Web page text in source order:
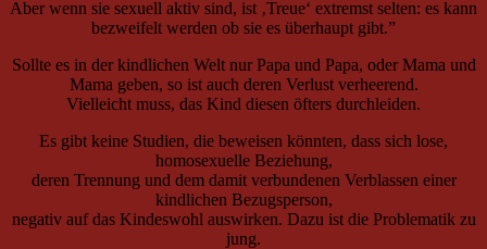
Aber wenn sie sexuell aktiv sind, ist ‚Treue‘ extremst selten: es kann
bezweifelt werden ob sie es überhaupt gibt.”
Sollte es in der kindlichen Welt nur Papa und Papa, oder Mama und
Mama geben, so ist auch deren Verlust verheerend.
Vielleicht muss, das Kind diesen öfters durchleiden.
Es gibt keine Studien, die beweisen könnten, dass sich lose,
homosexuelle Beziehung,
deren Trennung und dem damit verbundenen Verblassen einer
kindlichen Bezugsperson,
negativ auf das Kindeswohl auswirken. Dazu ist die Problematik zu
jung.